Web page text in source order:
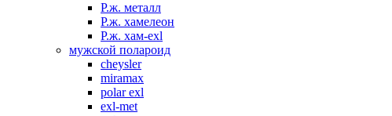
Р.ж. металл
P.ж. хамелеон
Р.ж. хам-exl
мужской полароид
cheysler
miramax
polar exl
exl-met